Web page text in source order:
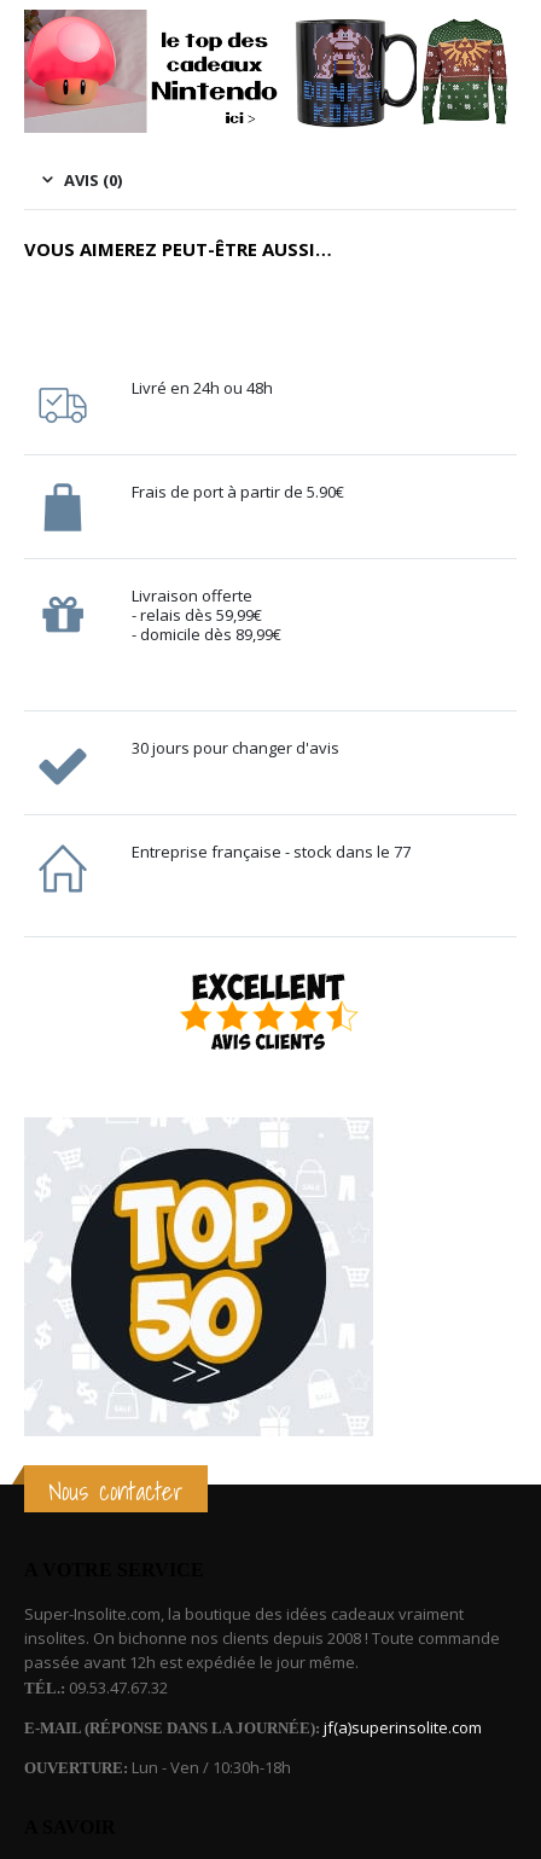
AVIS (0)
VOUS AIMEREZ PEUT-ÊTRE AUSSI…
Livré en 24h ou 48h
Frais de port à partir de 5.90€
Livraison offerte
- relais dès 59,99€
- domicile dès 89,99€
30 jours pour changer d'avis
Entreprise française - stock dans le 77
Nous contacter
Super-Insolite.com, la boutique des idées cadeaux vraiment
insolites. On bichonne nos clients depuis 2008 ! Toute commande
passée avant 12h est expédiée le jour même.
TÉL.: 09.53.47.67.32
E-MAIL (RÉPONSE DANS LA JOURNÉE): jf(a)superinsolite.com
OUVERTURE: Lun - Ven / 10:30h-18h